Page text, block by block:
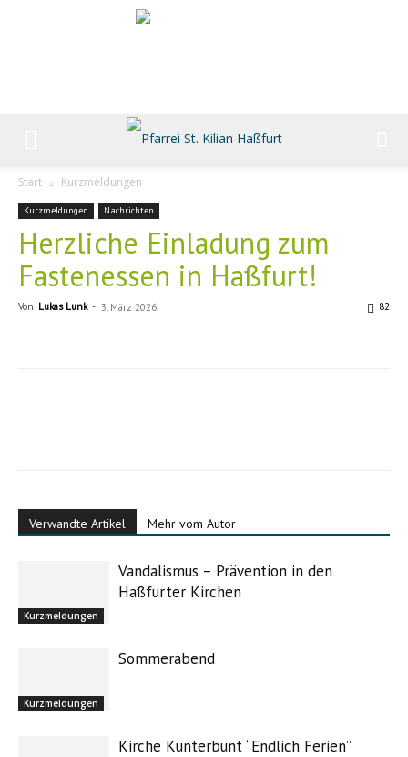
Start Kurzmeldungen
Kurzmeldungen Nachrichten
Herzliche Einladung zum
Fastenessen in Haßfurt!
Von Lukas Lunk - 3. März 2026 82
Verwandte Artikel Mehr vom Autor
Kurzmeldungen
Vandalismus – Prävention in den
Haßfurter Kirchen
Kurzmeldungen
Sommerabend
Kirche Kunterbunt “Endlich Ferien”